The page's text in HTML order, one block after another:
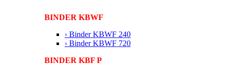
BINDER KBWF
› Binder KBWF 240
› Binder KBWF 720
BINDER KBF P